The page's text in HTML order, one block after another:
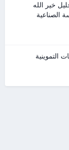
خير الله
الصناعية
التموينية